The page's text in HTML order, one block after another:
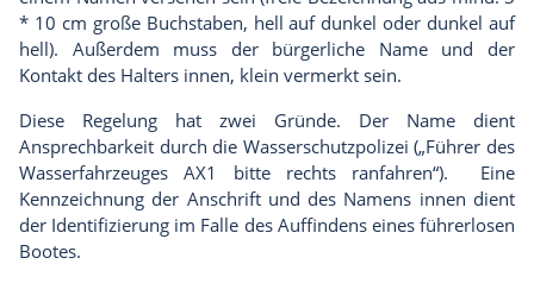
* 10 cm große Buchstaben, hell auf dunkel oder dunkel auf
hell). Außerdem muss der bürgerliche Name und der
Kontakt des Halters innen, klein vermerkt sein.
Diese Regelung hat zwei Gründe. Der Name dient
Ansprechbarkeit durch die Wasserschutzpolizei („Führer des
Wasserfahrzeuges AX1 bitte rechts ranfahren“). Eine
Kennzeichnung der Anschrift und des Namens innen dient
der Identifizierung im Falle des Auffindens eines führerlosen
Bootes.